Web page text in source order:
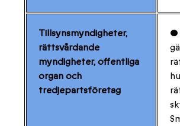
Tillsynsmyndigheter,
rättsvårdande
myndigheter, offentliga
organ och
tredjepartsföretag
•